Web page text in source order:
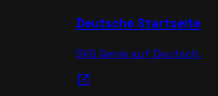
Deutsche Startseite
SVG Genie auf Deutsch.
open_in_new